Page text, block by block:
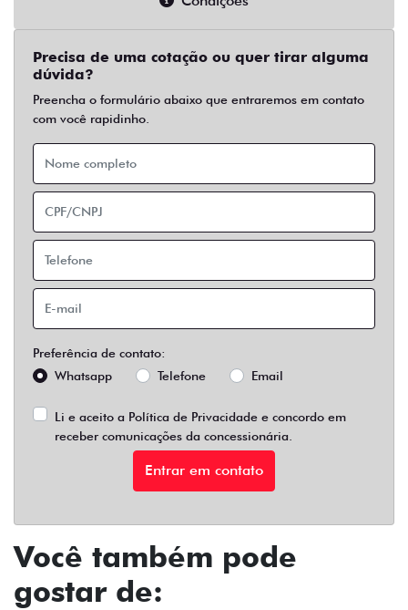
Precisa de uma cotação ou quer tirar alguma
dúvida?
Preencha o formulário abaixo que entraremos em contato
com você rapidinho.
Preferência de contato:
Whatsapp
Telefone Email
Li e aceito a Política de Privacidade e concordo em
receber comunicações da concessionária.
Entrar em contato
Você também pode
gostar de: